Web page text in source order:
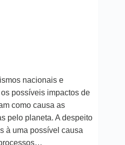
nacionais e
possíveis impactos de
como causa as
pelo planeta. A despeito
à uma possível causa